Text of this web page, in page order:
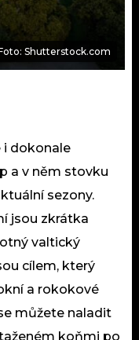
Shutterstock.com
i dokonale
a v něm stovku
sezony.
jsou zkrátka
valtický
cílem, který
a rokokové
můžete naladit
koňmi po